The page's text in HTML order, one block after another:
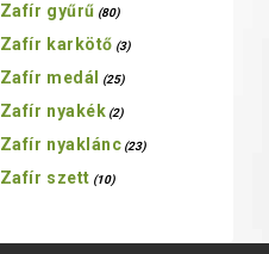
Zafír gyűrű (80)
Zafír karkötő (3)
Zafír medál (25)
Zafír nyakék (2)
Zafír nyaklánc (23)
Zafír szett (10)